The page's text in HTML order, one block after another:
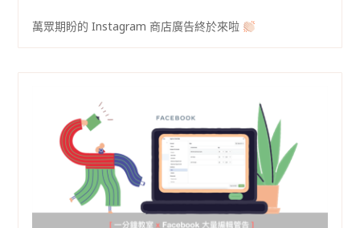
萬眾期盼的 Instagram 商店廣告終於來啦